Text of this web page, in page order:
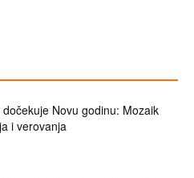
dočekuje Novu godinu: Mozaik
i verovanja